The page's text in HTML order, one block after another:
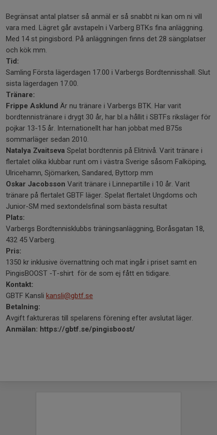
Begränsat antal platser så anmäl er så snabbt ni kan om ni vill
vara med. Lägret går avstapeln i Varberg BTKs fina anläggning.
Med 14 st pingisbord. På anläggningen finns det 28 sängplatser
och kök mm.
Tid:
Samling Första lägerdagen 17.00 i Varbergs Bordtennisshall. Slut
sista lägerdagen 17.00.
Tränare:
Frippe Asklund Är nu tränare i Varbergs BTK. Har varit
bordtennistränare i drygt 30 år, har bl.a hållit i SBTFs riksläger för
pojkar 13-15 år. Internationellt har han jobbat med B75s
sommarläger sedan 2010.
Natalya Zvaitseva Spelat bordtennis på Elitnivå. Varit tränare i
flertalet olika klubbar runt om i västra Sverige såsom Falköping,
Ulricehamn, Sjömarken, Sandared, Byttorp mm
Oskar Jacobsson Varit tränare i Linnepartille i 10 år. Varit
tränare på flertalet GBTF läger. Spelat flertalet Ungdoms och
Junior-SM med sextondelsfinal som bästa resultat
Plats:
Varbergs Bordtennisklubbs träningsanläggning, Boråsgatan 18,
432 45 Varberg.
Pris:
1350 kr inklusive övernattning och mat ingår i priset samt en
PingisBOOST -T-shirt för de som ej fått en tidigare.
Kontakt:
GBTF Kansli kansli@gbtf.se
Betalning:
Avgift faktureras till spelarens förening efter avslutat läger.
Anmälan: https://gbtf.se/pingisboost/